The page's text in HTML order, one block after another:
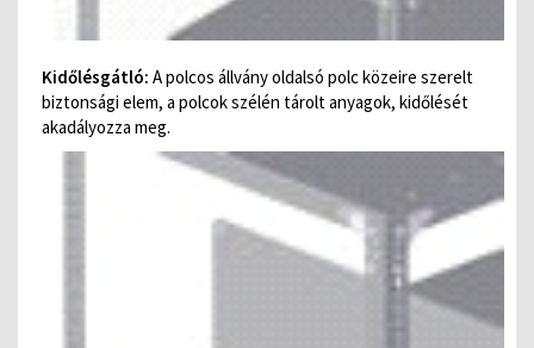
Kidőlésgátló: A polcos állvány oldalsó polc közeire szerelt
biztonsági elem, a polcok szélén tárolt anyagok, kidőlését
akadályozza meg.